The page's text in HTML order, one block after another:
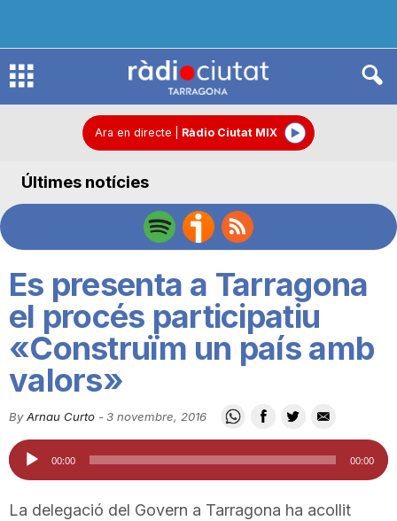
R
d
o
C
i
Ara en directe Ràdio Ciutat MIX
Últimes notícies
Es presenta a Tarragona
el procés participatiu
«Construïm un país amb
valors»
By Arnau Curto -3 novembre, 2016
Reproductor
d'àudio
00:00 00:00
La delegació del Govern a Tarragona ha acollit